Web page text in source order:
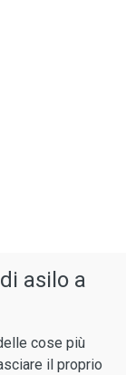
asilo a
cose più
il proprio